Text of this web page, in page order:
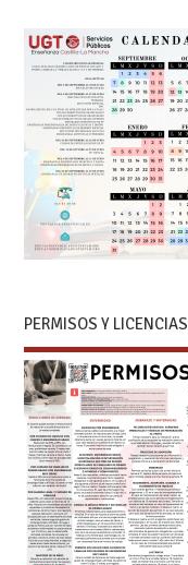
PERMISOS Y LICENCIAS